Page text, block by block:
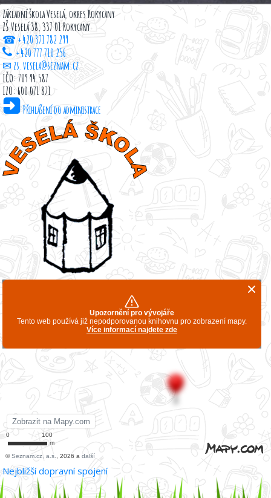
Základní škola Veselá, okres Rokycany
ZŠ Veselá 38, 337 01 Rokycany
☎ +420 371 782 299
+420 777 710 256
✉ zs.vesela@seznam.cz
IČO: 709 94 587
IZO: 600 071 871
Přihlášení do administrace
Nejbližší dopravní spojení